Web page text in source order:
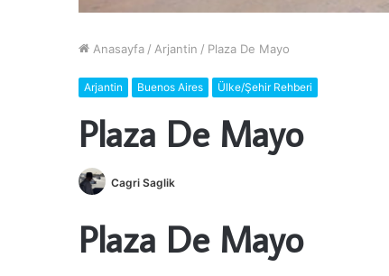
Anasayfa / Arjantin / Plaza De Mayo
Arjantin Buenos Aires Ülke/Şehir Rehberi
Plaza De Mayo
Cagri Saglik
Plaza De Mayo